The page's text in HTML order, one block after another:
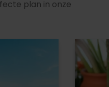
plan in onze